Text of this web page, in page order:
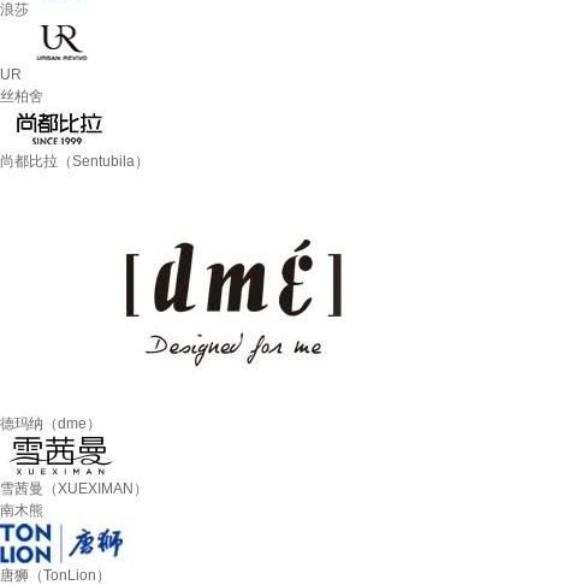
浪莎
UR
丝柏舍
尚都比拉（Sentubila）
德玛纳（dme）
雪茜曼（XUEXIMAN）
南木熊
唐狮（TonLion）